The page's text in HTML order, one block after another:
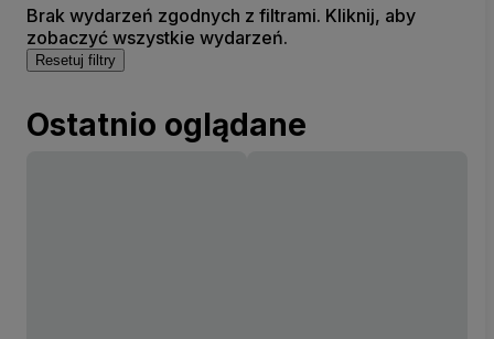
Brak wydarzeń zgodnych z filtrami. Kliknij, aby
zobaczyć wszystkie wydarzeń.
Resetuj filtry
Ostatnio oglądane